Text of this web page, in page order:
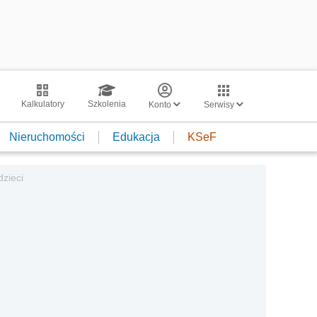
Kalkulatory Szkolenia Konto Serwisy
Nieruchomości Edukacja KSeF